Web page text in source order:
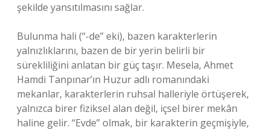
şekilde yansıtılmasını sağlar.
Bulunma hali (“-de” eki), bazen karakterlerin
yalnızlıklarını, bazen de bir yerin belirli bir
sürekliliğini anlatan bir güç taşır. Mesela, Ahmet
Hamdi Tanpınar’ın Huzur adlı romanındaki
mekanlar, karakterlerin ruhsal halleriyle örtüşerek,
yalnızca birer fiziksel alan değil, içsel birer mekân
haline gelir. “Evde” olmak, bir karakterin geçmişiyle,